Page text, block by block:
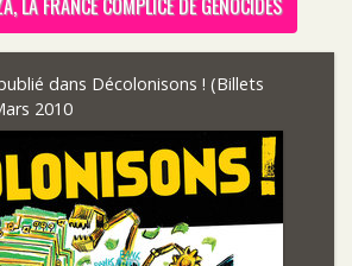
LA FRANCE COMPLICE DE GÉNOCIDES
dans Décolonisons ! (Billets
2010